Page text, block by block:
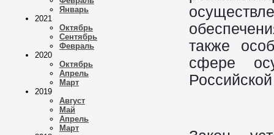
Январь
2021
Октябрь
Сентябрь
Февраль
2020
Октябрь
Апрель
Март
2019
Август
Май
Апрель
Март
также
сфере